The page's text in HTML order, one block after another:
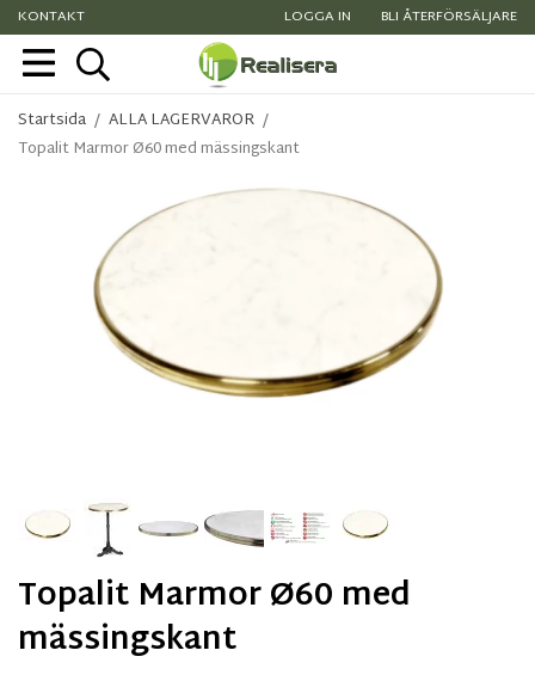
KONTAKT LOGGA IN BLI ÅTERFÖRSÄLJARE
Startsida / ALLA LAGERVAROR /
Topalit Marmor Ø60 med mässingskant
Topalit Marmor Ø60 med
mässingskant